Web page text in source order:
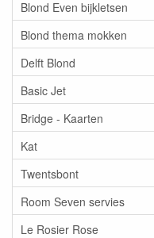
Blond Even bijkletsen
Blond thema mokken
Delft Blond
Basic Jet
Bridge - Kaarten
Kat
Twentsbont
Room Seven servies
Le Rosier Rose